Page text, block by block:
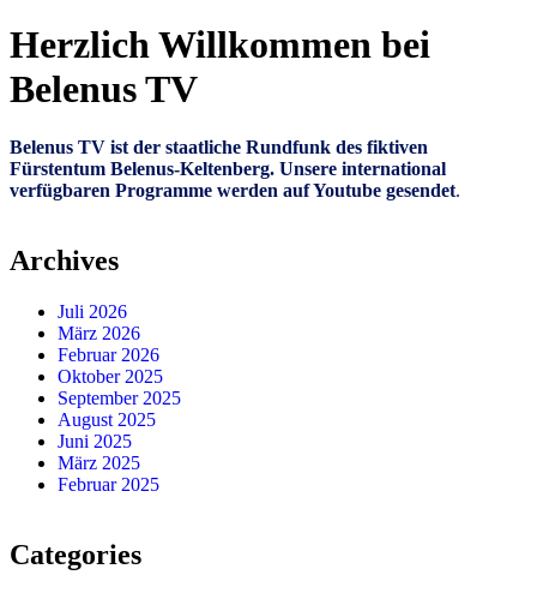
Herzlich Willkommen bei
Belenus TV
Belenus TV ist der staatliche Rundfunk des fiktiven
Fürstentum Belenus-Keltenberg. Unsere international
verfügbaren Programme werden auf Youtube gesendet.
Archives
Juli 2026
März 2026
Februar 2026
Oktober 2025
September 2025
August 2025
Juni 2025
März 2025
Februar 2025
Categories